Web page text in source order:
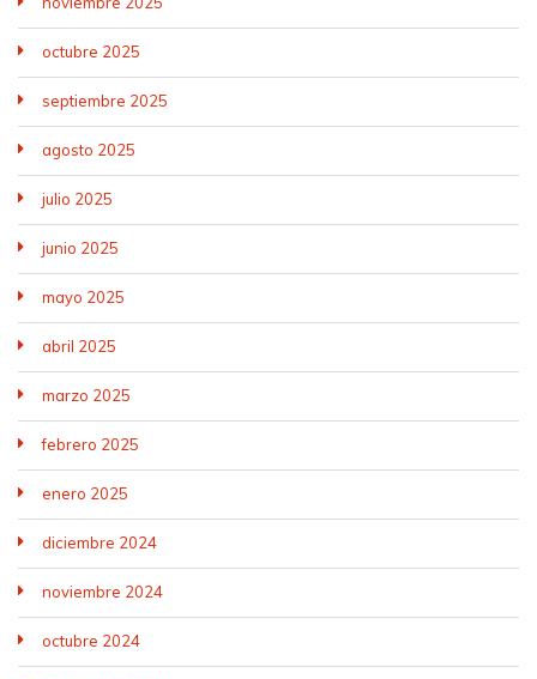
octubre 2025
septiembre 2025
agosto 2025
julio 2025
junio 2025
mayo 2025
abril 2025
marzo 2025
febrero 2025
enero 2025
diciembre 2024
noviembre 2024
octubre 2024